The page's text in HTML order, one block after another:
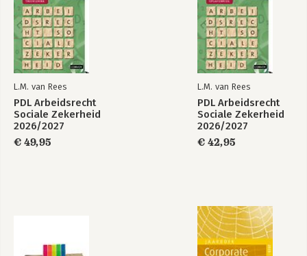
L.M. van Rees
PDL Arbeidsrecht
Sociale Zekerheid
2026/2027
Theorieboek
€ 49,95
L.M. van Rees
PDL Arbeidsrecht
Sociale Zekerheid
2026/2027
Opgavenboek
€ 42,95